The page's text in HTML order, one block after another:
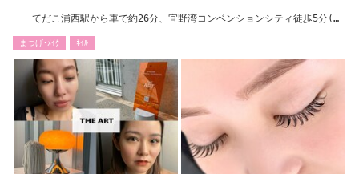
てだこ浦西駅から車で約26分、宜野湾コンベンションシティ徒歩5分(ま
まつげ･ﾒｲｸ ﾈｲﾙ